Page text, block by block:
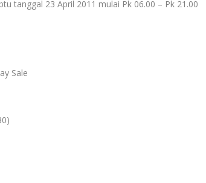
tanggal 23 April 2011 mulai Pk 06.00 – Pk 21.00
Sale